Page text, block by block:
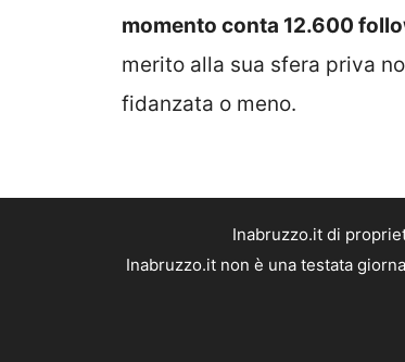
momento conta 12.600
merito alla sua sfera priva
fidanzata o meno.
Inabruzzo.it di
Inabruzzo.it non è una testata